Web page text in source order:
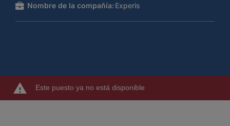
Nombre de la compañía: Experis
Este puesto ya no está disponible